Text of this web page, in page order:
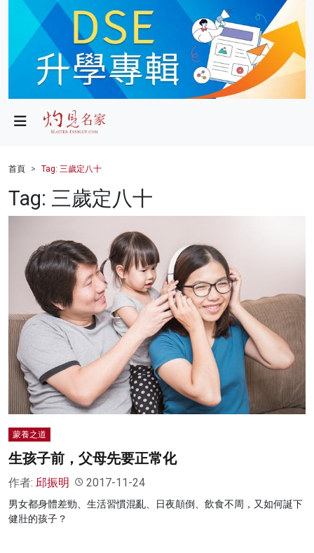
政局
財經
健康
商業
科技
影片
名家榜
灼見活動
關於我們
首頁 Tag: 三歲定八十
Tag: 三歲定八十
蒙養之道
生孩子前，父母先要正常化
作者: 邱振明 2017-11-24
男女都身體差勁、生活習慣混亂、日夜顛倒、飲食不周，又如何誕下
健壯的孩子？